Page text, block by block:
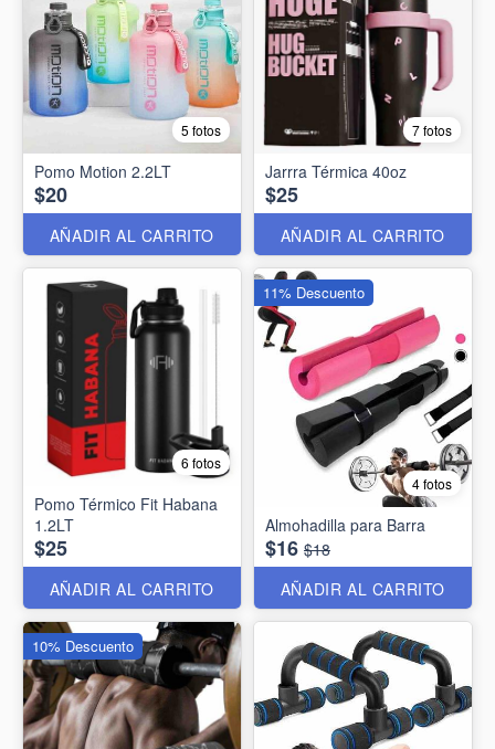
5 fotos
Pomo Motion 2.2LT
$20
AÑADIR AL CARRITO
7 fotos
Jarrra Térmica 40oz
$25
AÑADIR AL CARRITO
6 fotos
Pomo Térmico Fit Habana
1.2LT
$25
AÑADIR AL CARRITO
4 fotos
Almohadilla para Barra
$16 $18
AÑADIR AL CARRITO
11% Descuento
10% Descuento